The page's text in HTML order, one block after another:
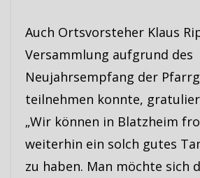
Auch Ortsvorsteher Klaus
Versammlung aufgrund des
Neujahrsempfang der
teilnehmen konnte,
„Wir können in Blatzheim
weiterhin ein solch gutes
zu haben. Man möchte sich